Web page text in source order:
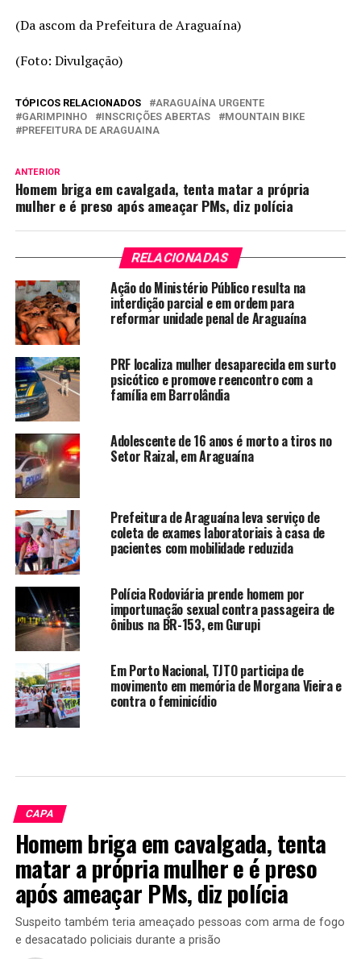
(Da ascom da Prefeitura de Araguaína)
(Foto: Divulgação)
TÓPICOS RELACIONADOS
ARAGUAÍNA URGENTE
GARIMPINHO
INSCRIÇÕES ABERTAS
MOUNTAIN BIKE
PREFEITURA DE ARAGUAINA
ANTERIOR
Homem briga em cavalgada, tenta matar a própria
mulher e é preso após ameaçar PMs, diz polícia
RELACIONADAS
Ação do Ministério Público resulta na
interdição parcial e em ordem para
reformar unidade penal de Araguaína
PRF localiza mulher desaparecida em surto
psicótico e promove reencontro com a
família em Barrolândia
Adolescente de 16 anos é morto a tiros no
Setor Raizal, em Araguaína
Prefeitura de Araguaína leva serviço de
coleta de exames laboratoriais à casa de
pacientes com mobilidade reduzida
Polícia Rodoviária prende homem por
importunação sexual contra passageira de
ônibus na BR-153, em Gurupi
Em Porto Nacional, TJTO participa de
movimento em memória de Morgana Vieira e
contra o feminicídio
CAPA
Homem briga em cavalgada, tenta
matar a própria mulher e é preso
após ameaçar PMs, diz polícia
Suspeito também teria ameaçado pessoas com arma de fogo
e desacatado policiais durante a prisão